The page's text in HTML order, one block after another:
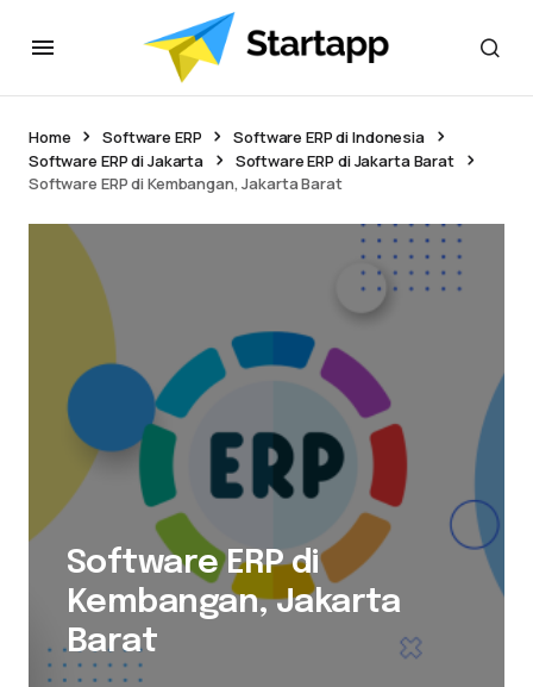
Home Software ERP
Software ERP di Indonesia
Software ERP di Jakarta
Software ERP di Jakarta Barat
Software ERP di Kembangan, Jakarta Barat
Software ERP di
Kembangan, Jakarta
Barat